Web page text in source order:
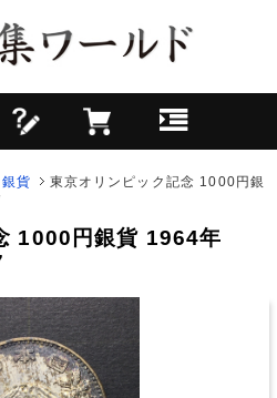
銀貨
東京オリンピック記念 1000円銀
1000円銀貨 1964年